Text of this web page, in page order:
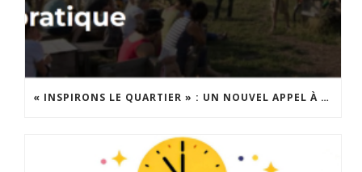
« INSPIRONS LE QUARTIER » : UN NOUVEL APPEL À PROJETS EST LANCÉ !